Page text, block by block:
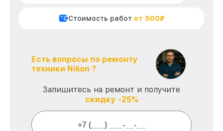
Стоимость работ от 500₽
Есть вопросы по ремонту
техники Nikon ?
Запишитесь на ремонт и получите
скидку -25%